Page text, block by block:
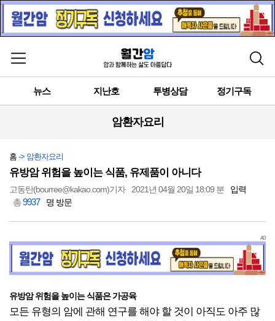
메뉴 열기 검색
뉴스 지난호 투병상담 정기구독
암환자요리
홈 -> 암환자요리
유방암 위험을 높이는 식품, 유제품이 아니다
고동탄(bourree@kakao.com)기자 2021년 04월 20일 18:09 분
입력
총9937 명 방문
AD
유방암 위험을 높이는 식품은 가공육
모든 유형의 암에 관해 연구를 해야 할 것이 아직도 아주 많